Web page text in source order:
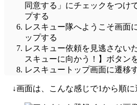
同意する」にチェック をつけ
プする
レスキュー隊へようこそ画面
ップする
レスキュー依頼を見逃さない
スキューに向かう！】ボタン
レスキュートップ画面に遷移
↓画面は、こんな感じで1から順に